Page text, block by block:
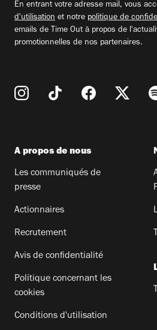
En entrant votre adresse mail, vous
d'utilisation et notre politique de
emails de Time Out à propos de
promotionnelles de nos partenaires.
A propos de nous
Les communiqués de
presse
Actionnaires
Recrutement
Avis de confidentialité
Politique concernant les
cookies
Conditions d'utilisation